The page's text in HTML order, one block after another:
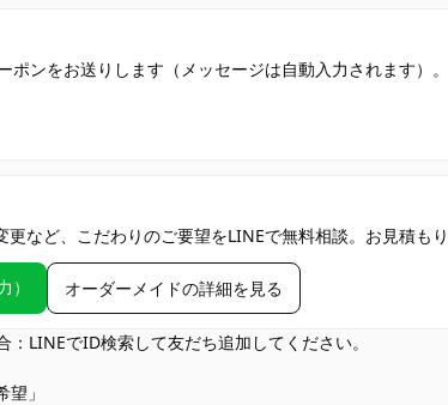
ンをお送りします（メッセージは自動入力されます）。
など、こだわりのご要望をLINEで無料相談。お見積も
オーダーメイドの詳細を見る
LINEでID検索して友だち追加してください。
」